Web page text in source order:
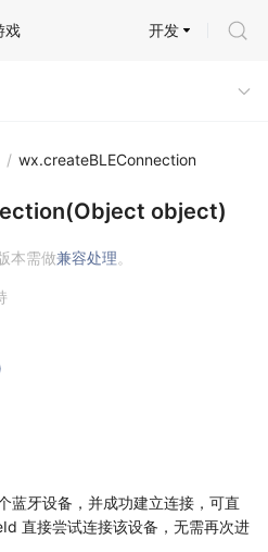
戏 开发
/ wx.createBLEConnection
object)
本需做兼容处理。
蓝牙设备，并成功建立连接，可直
直接尝试连接该设备，无需再次进